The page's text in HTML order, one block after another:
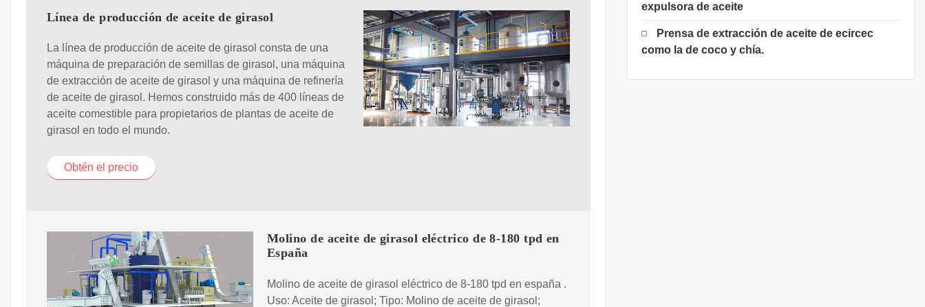
Línea de producción de aceite de girasol
La línea de producción de aceite de girasol consta de una
máquina de preparación de semillas de girasol, una máquina
de extracción de aceite de girasol y una máquina de refinería
de aceite de girasol. Hemos construido más de 400 líneas de
aceite comestible para propietarios de plantas de aceite de
girasol en todo el mundo.
Obtén el precio
Molino de aceite de girasol eléctrico de 8-180 tpd en
España
Molino de aceite de girasol eléctrico de 8-180 tpd en españa .
Uso: Aceite de girasol; Tipo: Molino de aceite de girasol;
expulsora de aceite
Prensa de extracción de aceite de ecircec
como la de coco y chía.